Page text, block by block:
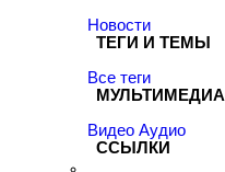
Новости
ТЕГИ И ТЕМЫ
Все теги
МУЛЬТИМЕДИА
Видео Аудио
ССЫЛКИ